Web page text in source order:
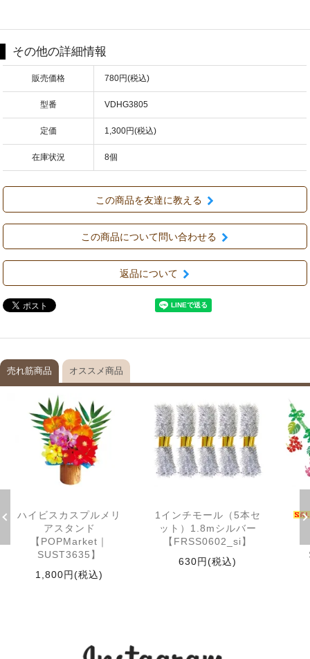
その他の詳細情報
販売価格 780円(税込)
型番 VDHG3805
定価 1,300円(税込)
在庫状況 8個
この商品を友達に教える
この商品について問い合わせる
返品について
売れ筋商品 オススメ商品
ハイビスカスプルメリ
アスタンド
【POPMarket｜
SUST3635】
1,800円(税込)
1インチモール（5本セ
ット）1.8mシルバー
【FRSS0602_si】
630円(税込)